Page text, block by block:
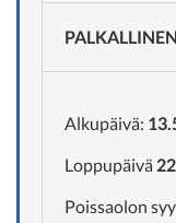
Alkupäivä:
Loppupäivä
Poissaolon